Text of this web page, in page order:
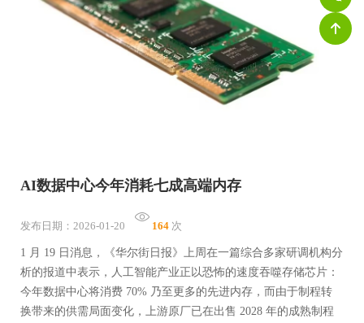
AI数据中心今年消耗七成高端内存
发布日期：2026-01-20 164 次
1 月 19 日消息，《华尔街日报》上周在一篇综合多家研调机构分
析的报道中表示，人工智能产业正以恐怖的速度吞噬存储芯片：
今年数据中心将消费 70% 乃至更多的先进内存，而由于制程转
换带来的供需局面变化，上游原厂已在出售 2028 年的成熟制程